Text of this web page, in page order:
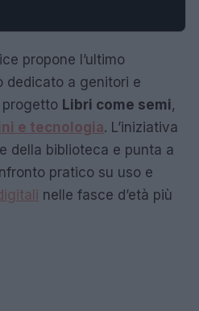
propone l’ultimo
dedicato a genitori e
Libri come semi,
e tecnologia. L’iniziativa
della biblioteca e punta a
pratico su uso e
nelle fasce d’età più